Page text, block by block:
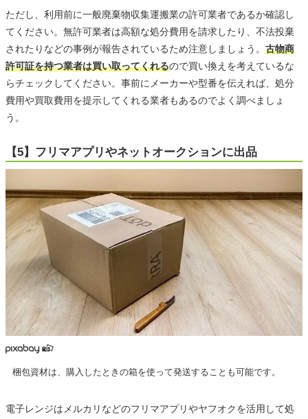
ただし、利用前に一般廃棄物収集運搬業の許可業者であるか確認し
てください。無許可業者は高額な処分費用を請求したり、不法投棄
されたりなどの事例が報告されているため注意しましょう。 古物商
許可証を持つ業者は買い取ってくれるので買い換えを考えているな
らチェックしてください。事前にメーカーや型番を伝えれば、処分
費用や買取費用を提示してくれる業者もあるのでよく調べましょ
う。
【5】フリマアプリやネットオークションに出品
梱包資材は、購入したときの箱を使って発送することも可能です。
電子レンジはメルカリなどのフリマアプリやヤフオクを活用して処